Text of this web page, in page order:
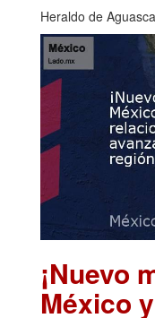
Heraldo de
¡Nuevo
México